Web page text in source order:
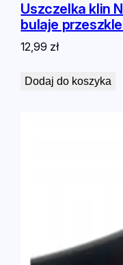
Uszczelka klin
bulaje
12,99 zł
Dodaj do koszyka